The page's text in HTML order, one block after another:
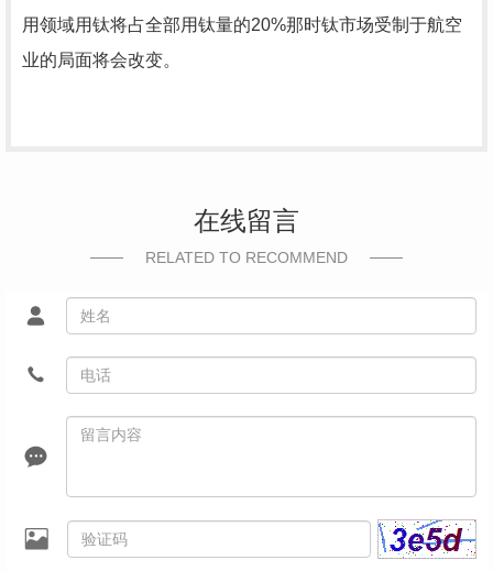
用领域用钛将占全部用钛量的20%那时钛市场受制于航空
业的局面将会改变。
在线留言
RELATED TO RECOMMEND